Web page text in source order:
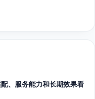
、服务能力和长期效果看